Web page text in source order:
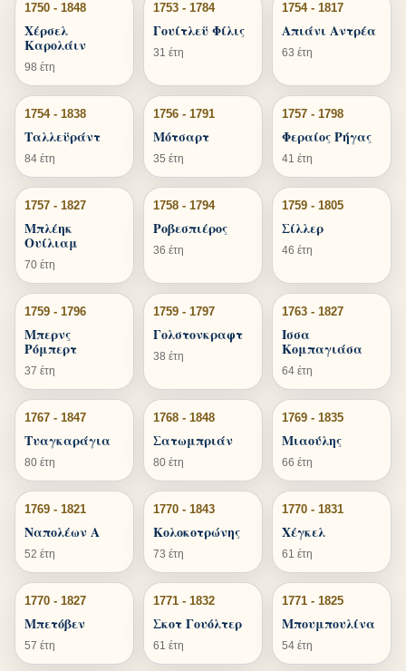
1750 - 1848
Χέρσελ
Καρολάιν
98 έτη
1753 - 1784
Γουίτλεϋ Φίλις
31 έτη
1754 - 1817
Απιάνι Αντρέα
63 έτη
1754 - 1838
Ταλλεϋράντ
84 έτη
1756 - 1791
Μότσαρτ
35 έτη
1757 - 1798
Φεραίος Ρήγας
41 έτη
1757 - 1827
Μπλέηκ
Ουίλιαμ
70 έτη
1758 - 1794
Ροβεσπιέρος
36 έτη
1759 - 1805
Σίλλερ
46 έτη
1759 - 1796
Μπερνς
Ρόμπερτ
37 έτη
1759 - 1797
Γολστονκραφτ
38 έτη
1763 - 1827
Ισσα
Κομπαγιάσα
64 έτη
1767 - 1847
Τυαγκαράγια
80 έτη
1768 - 1848
Σατωμπριάν
80 έτη
1769 - 1835
Μιαούλης
66 έτη
1769 - 1821
Ναπολέων Α
52 έτη
1770 - 1843
Κολοκοτρώνης
73 έτη
1770 - 1831
Χέγκελ
61 έτη
1770 - 1827
Μπετόβεν
57 έτη
1771 - 1832
Σκοτ Γουόλτερ
61 έτη
1771 - 1825
Μπουμπουλίνα
54 έτη